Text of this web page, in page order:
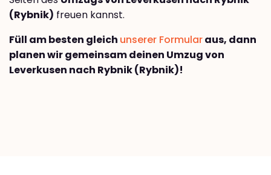
(Rybnik) freuen kannst.
Füll am besten gleich unserer Formularaus, dann
planen wir gemeinsam deinen Umzug von
Leverkusen nach Rybnik (Rybnik)!